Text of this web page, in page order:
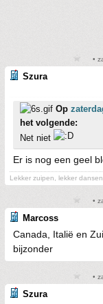
•
Szura
Op
het volgende:
Net niet
Er is nog een geel
Lekker zuipen, lekker
•
Marcoss
Canada, Italië en
bijzonder
•
Szura